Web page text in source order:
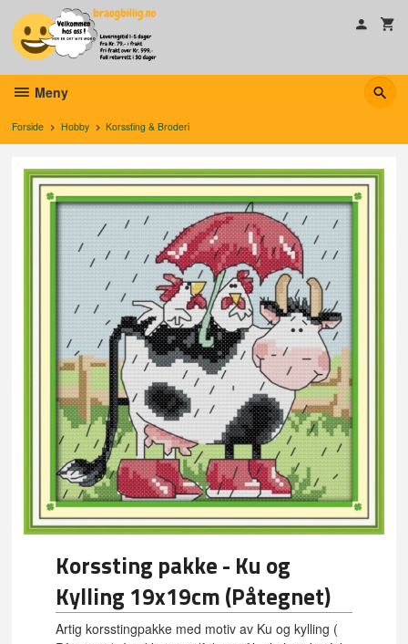
innholdet
Meny
Forside Hobby Korssting & Broderi
Korssting pakke - Ku og
Kylling 19x19cm (Påtegnet)
Artig korsstingpakke med motiv av Ku og kylling (